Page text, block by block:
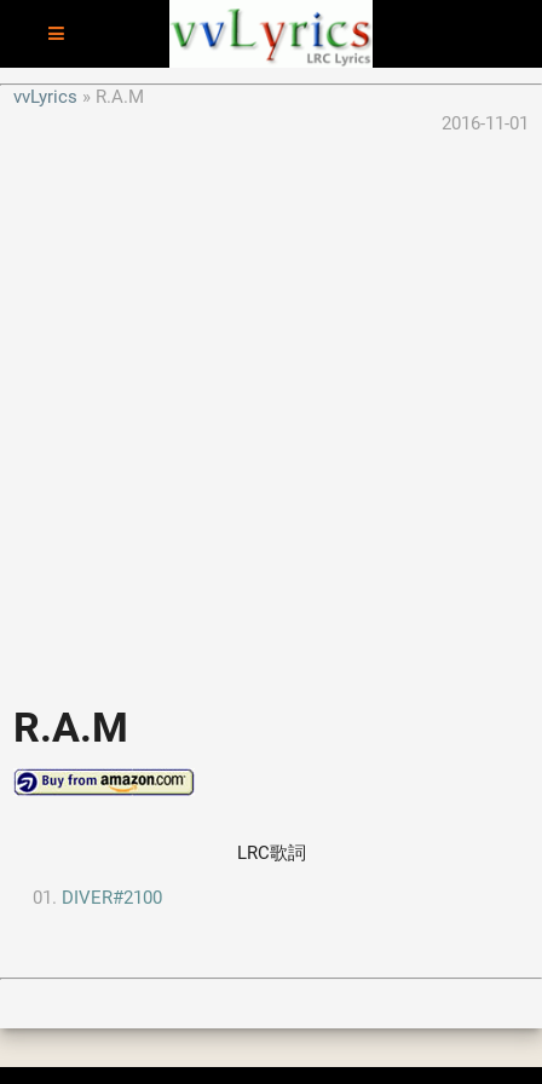
vvLyrics
R.A.M
2016-11-01
R.A.M
LRC歌詞
DIVER#2100